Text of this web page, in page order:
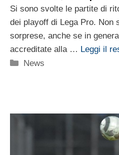
Si sono svolte le partite di
dei playoff di Lega Pro. Non
sorprese, anche se in
accreditate alla … Leggi il
Categorie
News